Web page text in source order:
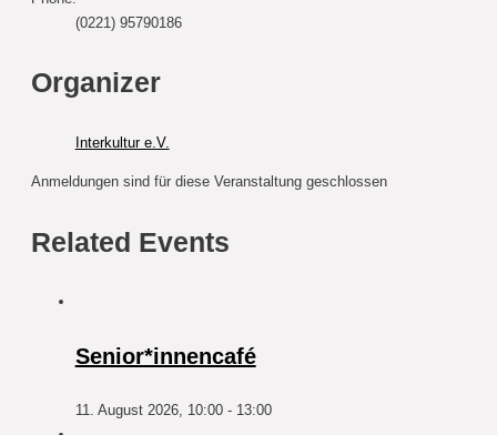
(0221) 95790186
Organizer
Interkultur e.V.
Anmeldungen sind für diese Veranstaltung geschlossen
Related Events
Senior*innencafé
11. August 2026, 10:00- 13:00